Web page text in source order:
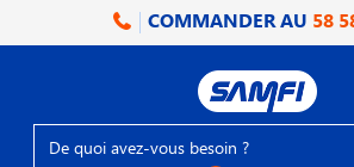
COMMANDER AU 58